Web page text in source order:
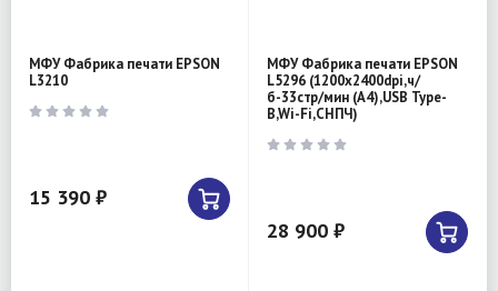
МФУ Фабрика печати EPSON
L3210
15 390 ₽
МФУ Фабрика печати EPSON
L5296 (1200x2400dpi,ч/
б-33стр/мин (А4),USB Type-
B,Wi-Fi,СНПЧ)
28 900 ₽